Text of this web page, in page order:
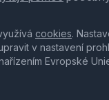
cookies.
v nastavení
Evropské